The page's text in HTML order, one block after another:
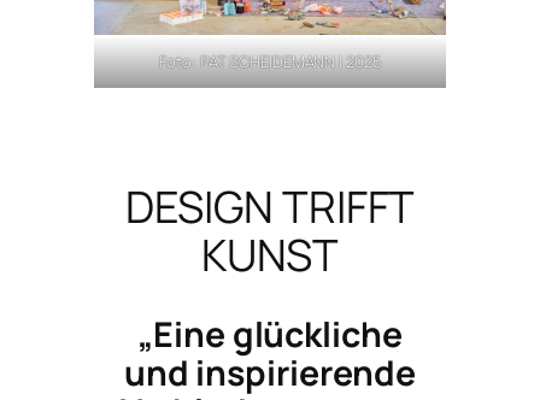
Foto: PAT SCHEIDEMANN | 2025
DESIGN TRIFFT
KUNST
„Eine glückliche
und inspirierende